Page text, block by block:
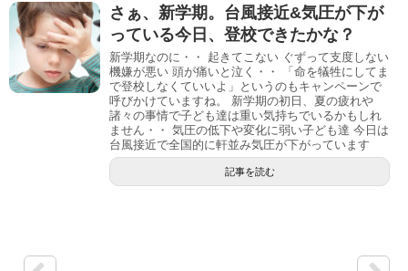
さぁ、新学期。台風接近&気圧が下が
っている今日、登校できたかな？
新学期なのに・・ 起きてこない ぐずって支度しない
機嫌が悪い 頭が痛いと泣く・・ 「命を犠牲にしてま
で登校しなくていいよ」というのもキャンペーンで
呼びかけていますね。 新学期の初日、夏の疲れや
諸々の事情で子ども達は重い気持ちでいるかもしれ
ません・・ 気圧の低下や変化に弱い子ども達 今日は
台風接近で全国的に軒並み気圧が下がっています
記事を読む